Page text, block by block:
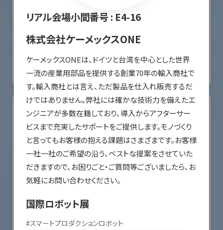
リアル会場小間番号 : E4-16
株式会社ケーメックスONE
ケーメックスONEは、ドイツと台湾を中心とした世界
一流の産業用部品を提供する創業70年の輸入商社で
す。輸入商社とは言え、ただ製品を仕入れ販売するだ
けではありません。弊社には確かな技術力を備えたエ
ンジニアが多数在籍しており、導入からアフターサー
ビスまで充実したサポートをご提供します。モノづくり
と言ってもお客様の抱える課題はさまざまです。お客様
一社一社のご希望の沿う、ベストな提案をさせていた
だきますので、お困りごと・ご質問等ございましたら、お
気軽にお問い合わせください。
国際ロボット展
#スマートプロダクションロボット
#スマートプロダクションロボット #要素技術
リアル会場小間番号 : W2-36
川崎重工業株式会社